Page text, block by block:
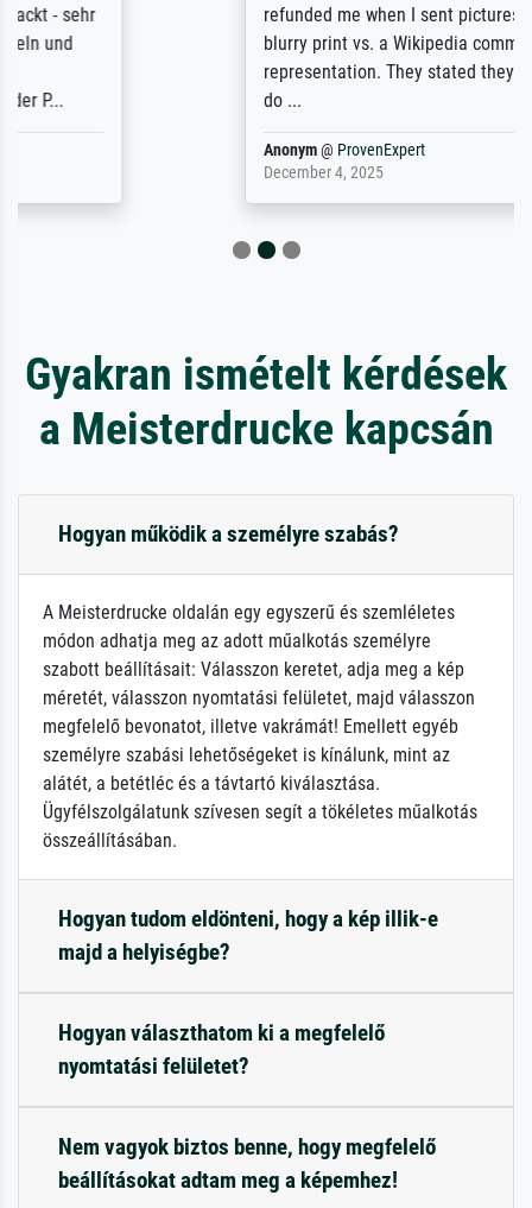
refunded me when I sent pictures of the
blurry print vs. a Wikipedia commons
representation. They stated they couldn't
Gyakran ismételt kérdések
a Meisterdrucke kapcsán
Hogyan működik a személyre szabás?
A Meisterdrucke oldalán egy egyszerű és szemléletes
módon adhatja meg az adott műalkotás személyre
szabott beállításait: Válasszon keretet, adja meg a kép
méretét, válasszon nyomtatási felületet, majd válasszon
megfelelő bevonatot, illetve vakrámát! Emellett egyéb
személyre szabási lehetőségeket is kínálunk, mint az
alátét, a betétléc és a távtartó kiválasztása.
Ügyfélszolgálatunk szívesen segít a tökéletes műalkotás
összeállításában.
Hogyan tudom eldönteni, hogy a kép illik-e
majd a helyiségbe?
Hogyan választhatom ki a megfelelő
nyomtatási felületet?
Nem vagyok biztos benne, hogy megfelelő
beállításokat adtam meg a képemhez!